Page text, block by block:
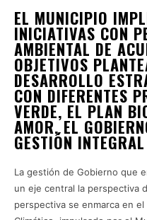
EL MUNICIPIO
INICIATIVAS CON
AMBIENTAL DE
OBJETIVOS
DESARROLLO
CON DIFERENTES
VERDE, EL PLAN
AMOR, EL
GESTIÓN
La gestión de Gobierno que
un eje central la perspectiva
perspectiva se enmarca en